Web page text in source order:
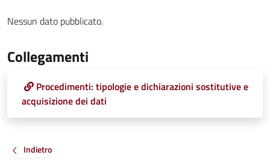
Nessun dato pubblicato.
Collegamenti
Procedimenti: tipologie e dichiarazioni sostitutive e
acquisizione dei dati
Indietro